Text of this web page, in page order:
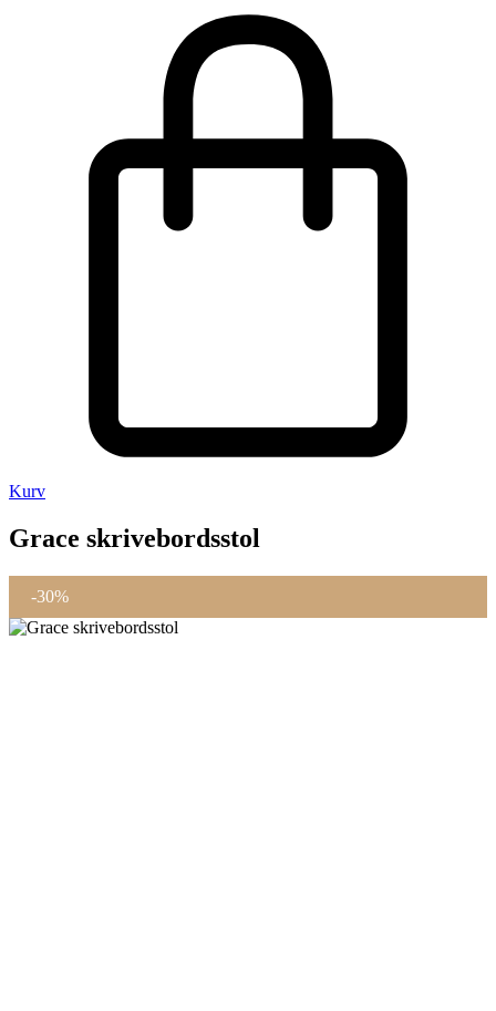
Kurv
Grace skrivebordsstol
-30%